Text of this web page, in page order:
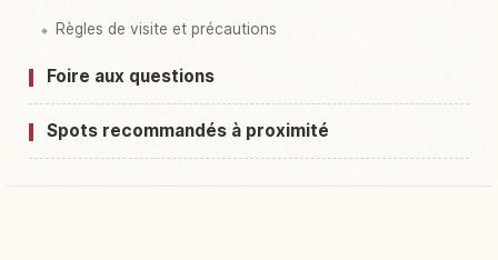
Règles de visite et précautions
Foire aux questions
Spots recommandés à proximité